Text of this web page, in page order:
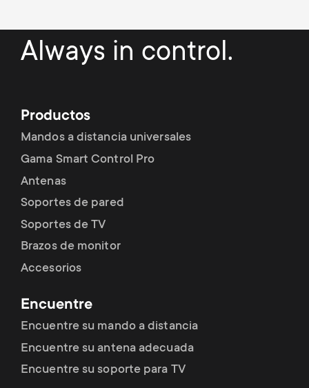
r
y
p
r
o
d
u
c
t
s
m
d
r
y
s
u
p
o
r
Always in control.
Productos
Mandos a distancia universales
Gama Smart Control Pro
Antenas
Soportes de pared
Soportes de TV
Brazos de monitor
Accesorios
Encuentre
Encuentre su mando a distancia
Encuentre su antena adecuada
Encuentre su soporte para TV